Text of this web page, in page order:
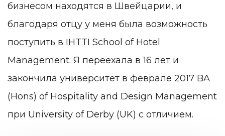
бизнесом находятся в Швейцарии, и
благодаря отцу у меня была возможность
поступить в IHTTI School of Hotel
Management. Я переехала в 16 лет и
закончила университет в феврале 2017 BA
(Hons) of Hospitality and Design Management
при University of Derby (UK) с отличием.